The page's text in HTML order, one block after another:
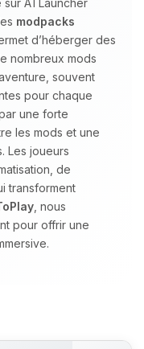
ATLauncher
modpacks
d’héberger des
nombreux mods
souvent
pour chaque
une forte
les mods et une
Les joueurs
de
transforment
, nous
pour offrir une
me
ton petit
moi ce dont
mes